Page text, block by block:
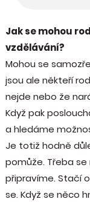
Jak se mohou
vzdělávání?
Mohou se
jsou ale někteří
nejde nebo že
Když pak
a hledáme
Je totiž hodně
pomůže. Třeba
připravíme. Stačí
se. Když se něco